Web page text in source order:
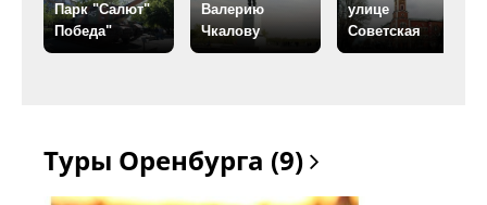
Парк "Салют"
Победа"
Валерию
Чкалову
улице
Советская
Туры Оренбурга (9)